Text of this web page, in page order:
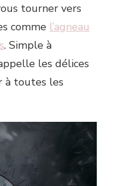
tourner vers
comme l’agneau
. Simple à
les délices
à toutes les